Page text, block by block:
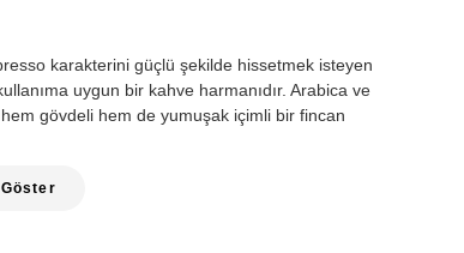
karakterini güçlü şekilde hissetmek isteyen
uygun bir kahve harmanıdır. Arabica ve
gövdeli hem de yumuşak içimli bir fincan